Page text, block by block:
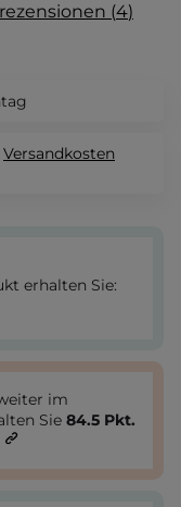
4
Versandkosten
erhalten Sie:
im
Sie 84.5 Pkt.